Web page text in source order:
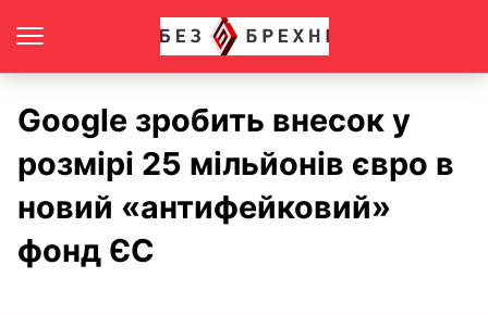
Google зробить внесок у
розмірі 25 мільйонів євро в
новий «антифейковий»
фонд ЄС